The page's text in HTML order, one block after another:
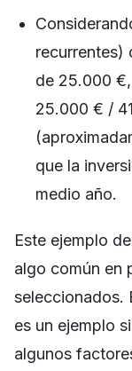
recurrentes)
de 25.000
25.000 € /
que la
medio año.
Este ejemplo
algo común en
seleccionados.
es un ejemplo
algunos